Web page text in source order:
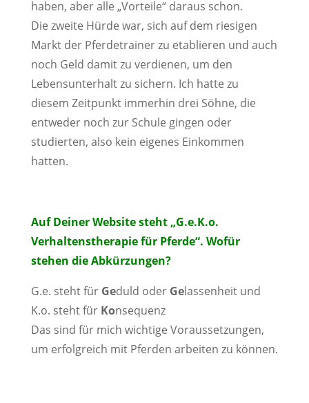
haben, aber alle „Vorteile“ daraus schon.
Die zweite Hürde war, sich auf dem riesigen
Markt der Pferdetrainer zu etablieren und auch
noch Geld damit zu verdienen, um den
Lebensunterhalt zu sichern. Ich hatte zu
diesem Zeitpunkt immerhin drei Söhne, die
entweder noch zur Schule gingen oder
studierten, also kein eigenes Einkommen
hatten.
Auf Deiner Website steht „G.e.K.o.
Verhaltenstherapie für Pferde“. Wofür
stehen die Abkürzungen?
G.e. steht für Geduld oder Gelassenheit und
K.o. steht für Konsequenz
Das sind für mich wichtige Voraussetzungen,
um erfolgreich mit Pferden arbeiten zu können.